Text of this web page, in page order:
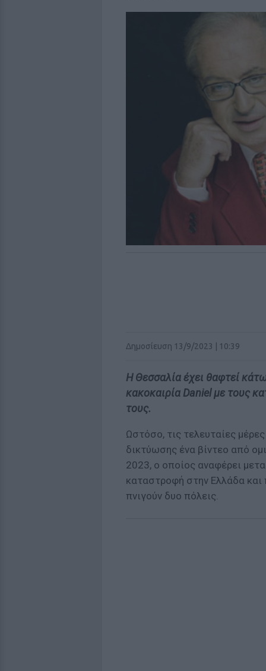
Δημοσίευση 13/9/2023 | 10:39
Η Θεσσαλία έχει θαφτεί
κακοκαιρία Daniel με τους
τους.
Ωστόσο, τις τελευταίες
δικτύωσης ένα βίντεο από
2023, ο οποίος αναφέρει
καταστροφή στην Ελλάδα και
πνιγούν δυο πόλεις.